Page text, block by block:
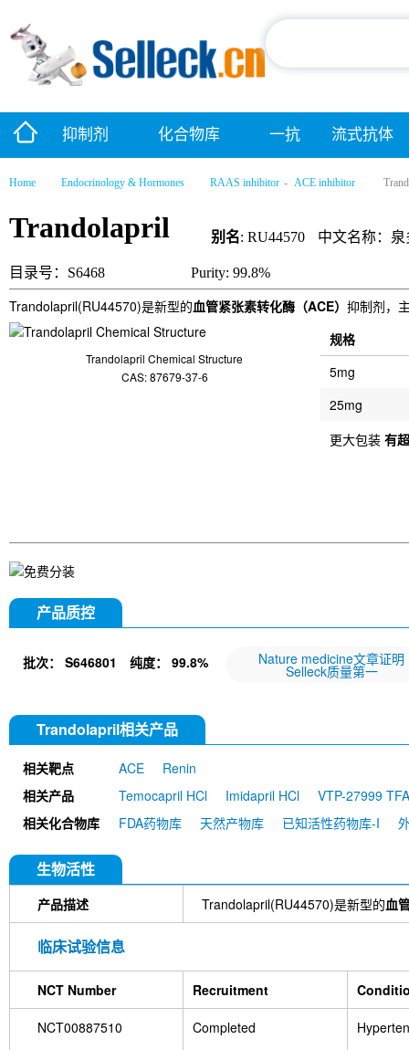
抑制剂 化合物库 一抗 流式抗体
Home Endocrinology & Hormones RAAS inhibitor - ACE inhibitor
Trandolapril 别名: RU44570 中文名称：泉
目录号：S6468 Purity: 99.8%
Trandolapril(RU44570)是新型的血管紧张素转化酶（ACE） 抑制剂，
Trandolapril Chemical Structure
CAS: 87679-37-6
规格
5mg
25mg
更大包装 有
产品质控
批次： S646801 纯度： 99.8% Nature medicine文章证明
Selleck质量第一
Trandolapril相关产品
相关靶点 ACE
Renin
相关产品
Temocapril HCl Imidapril HCl
VTP-27999 TFA
相关化合物库
FDA药物库 天然产物库 已知活性药物库-I
生物活性
产品描述 Trandolapril(RU44570)是新型的血
临床试验信息
NCT Number Recruitment
NCT00887510 Completed